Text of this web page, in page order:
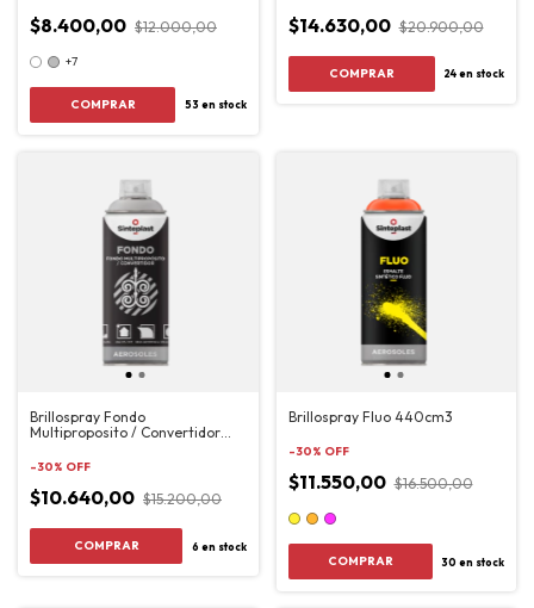
$8.400,00 $12.000,00
+7
COMPRAR 53en stock
$14.630,00 $20.900,00
24en stock
Brillospray Fondo
Multiproposito / Convertidor
-30% OFF
$10.640,00 $15.200,00
6 en stock
Brillospray Fluo 440cm3
-30% OFF
$11.550,00 $16.500,00
COMPRAR 30 en stock